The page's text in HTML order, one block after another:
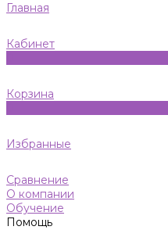
Главная
Кабинет
Корзина
Избранные
Сравнение
О компании
Обучение
Помощь